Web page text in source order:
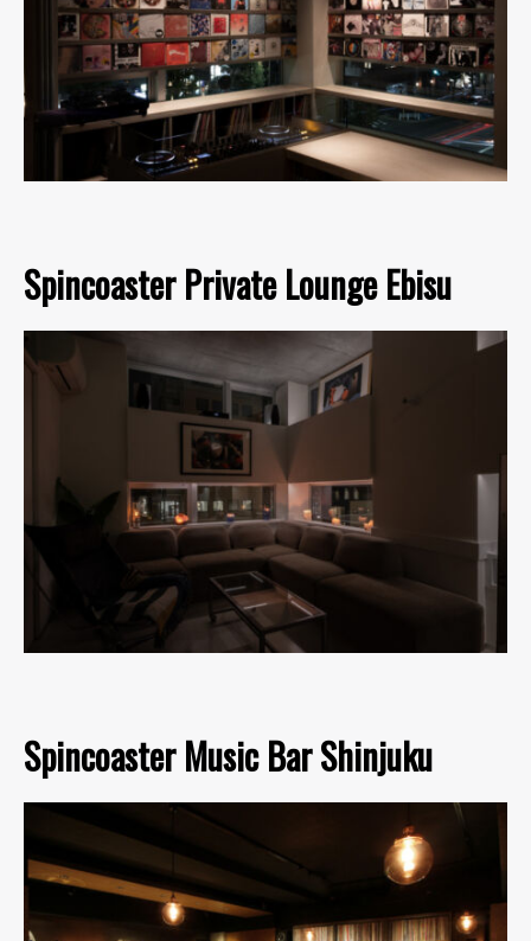
Spincoaster Private Lounge Ebisu
Spincoaster Music Bar Shinjuku